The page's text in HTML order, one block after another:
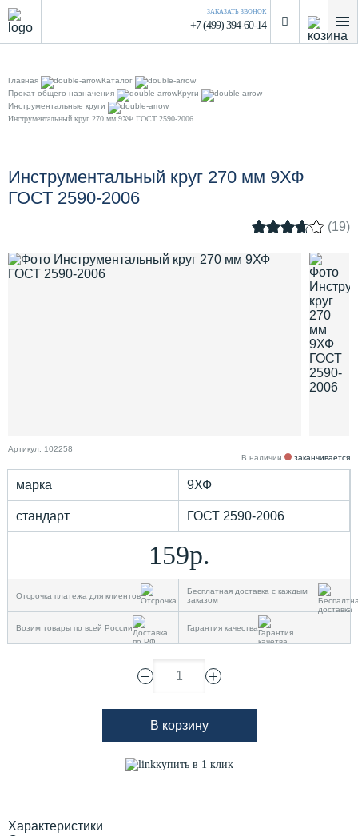
ЗАКАЗАТЬ ЗВОНОК
+7 (499) 394-60-14
Главная
Каталог
Прокат общего назначения
Круги
Инструментальные круги
Инструментальный круг 270 мм 9ХФ ГОСТ 2590-2006
Инструментальный круг 270 мм 9ХФ
ГОСТ 2590-2006
(19)
Артикул: 102258
В наличии
заканчивается
марка 9ХФ
стандарт ГОСТ 2590-2006
159р.
Отсрочка платежа для клиентов
Бесплатная доставка с каждым
заказом
Возим товары по всей России Гарантия качества
1
В корзину
купить в 1 клик
Характеристики